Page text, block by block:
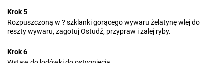
Krok 5
Rozpuszczoną w ? szklanki gorącego wywaru żelatynę wlej do
reszty wywaru, zagotuj Ostudź, przypraw i zalej ryby.
Krok 6